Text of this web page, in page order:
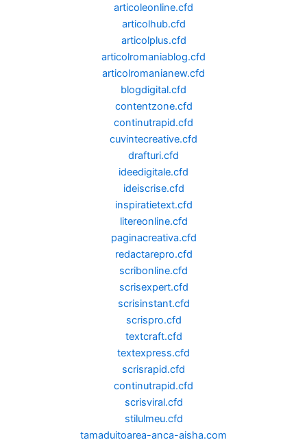
articoleonline.cfd
articolhub.cfd
articolplus.cfd
articolromaniablog.cfd
articolromanianew.cfd
blogdigital.cfd
contentzone.cfd
continutrapid.cfd
cuvintecreative.cfd
drafturi.cfd
ideedigitale.cfd
ideiscrise.cfd
inspiratietext.cfd
litereonline.cfd
paginacreativa.cfd
redactarepro.cfd
scribonline.cfd
scrisexpert.cfd
scrisinstant.cfd
scrispro.cfd
textcraft.cfd
textexpress.cfd
scrisrapid.cfd
continutrapid.cfd
scrisviral.cfd
stilulmeu.cfd
tamaduitoarea-anca-aisha.com